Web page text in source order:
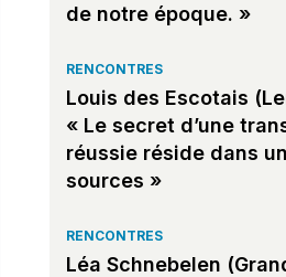
de notre époque. »
RENCONTRES
Louis des Escotais
« Le secret d’une
réussie réside dans
sources »
RENCONTRES
Léa Schnebelen